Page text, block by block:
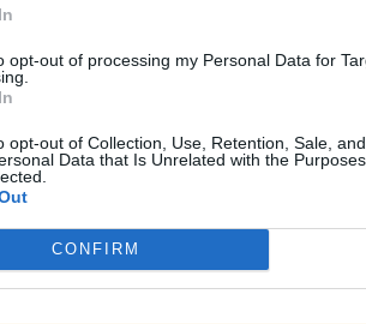
opt-out of processing my Personal Data for
opt-out of Collection, Use, Retention, Sale,
Data that Is Unrelated with the
CONFIRM
BUSCAR MÁS
26486